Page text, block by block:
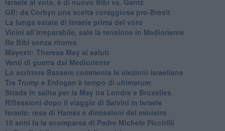
GB: da Corbyn una scelta coraggiosa pro-Brexit
La lunga estate di Israele prima del voto
Vicini all’irreparabile, sale la tensione in Medioriente
Re Bibi senza ritorno
Mayexit: Theresa May ai saluti
Venti di guerra dal Medioriente
Lo scrittore Bassem commenta le elezioni israeliane
Tra Trump e Erdogan è tempo di ultimatum
Strada in salita per la May tra Londra e Bruxelles
Riflessioni dopo il viaggio di Salvini in Israele
Israele: resa di Hamas e dimissioni del ministro
10 anni fa la scomparsa di Padre Michele Piccirilli